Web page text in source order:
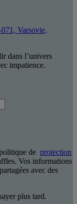
Varsovie,
dans l’univers
impatience.
de protection
Vos informations
avec des
plus tard.